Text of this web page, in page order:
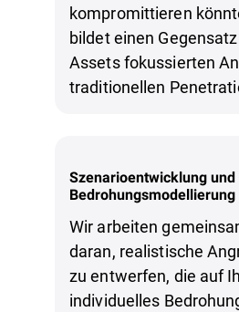
kompromittieren
bildet einen
Assets fokussierten
traditionellen
Szenarioentwicklung und
Bedrohungsmodellierung
Wir arbeiten
daran, realistische
zu entwerfen, die auf
individuelles